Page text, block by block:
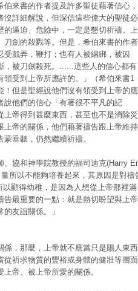
來書的作者提及許多聖徒藉著信心，
詳細解說，但深信這些偉大的聖徒必
逼迫、危險中，一定是懇切祈禱。上
劍的殺戮等。但是，希伯來書的作者
戲弄，鞭打；也有人被綑綁，被囚
，被刀劍殺死。......這些人的信心都有
受到上帝所應許的。」（希伯來書1
！但是聖經說他們沒有領受到上帝的應
說他們的信心「有著很不平凡的記
帝得到甚麼東西，甚至也不是消除災
帝的關係，他們藉著禱告跟上帝維持
垂聽，仍然繼續祈禱。
協和神學院教授的福司迪克(Harry
所以不能夠培養起來，其原因是對禱
顯得幼稚，是因為人想從上帝那裡滿
最重要的一點：就是熱切盼望與上帝
友誼關係。」
，那麼，上帝就不應當只是賜人東西
從祈求物質的豐裕或身體的健壯等層面
帝、被上帝所愛的關係。